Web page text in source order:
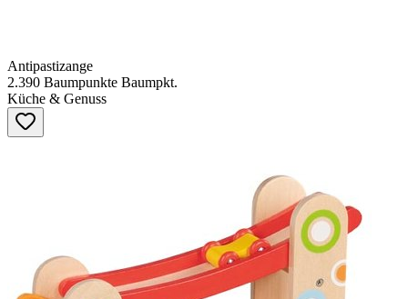
Antipastizange
2.390 Baumpunkte Baumpkt.
Küche & Genuss